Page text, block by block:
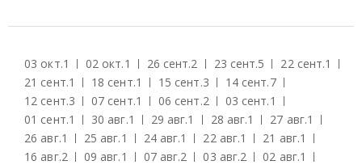
03 окт.1 02 окт.1 26 сент.2 23 сент.5 22 сент.1
21 сент.1 18 сент.1 15 сент.3 14 сент.7
12 сент.3 07 сент.1 06 сент.2 03 сент.1
01 сент.1 30 авг.1 29 авг.1 28 авг.1 27 авг.1
26 авг.1 25 авг.1 24 авг.1 22 авг.1 21 авг.1
16 авг.2 09 авг.1 07 авг.2 03 авг.2 02 авг.1